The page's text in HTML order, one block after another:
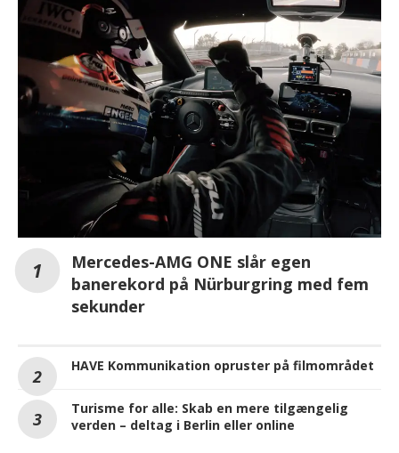
Mercedes-AMG ONE slår egen
banerekord på Nürburgring med fem
sekunder
HAVE Kommunikation opruster på filmområdet
Turisme for alle: Skab en mere tilgængelig
verden – deltag i Berlin eller online